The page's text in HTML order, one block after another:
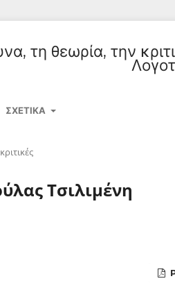
τη θεωρία, την
ΣΧΕΤΙΚΆ
Τσιλιμένη